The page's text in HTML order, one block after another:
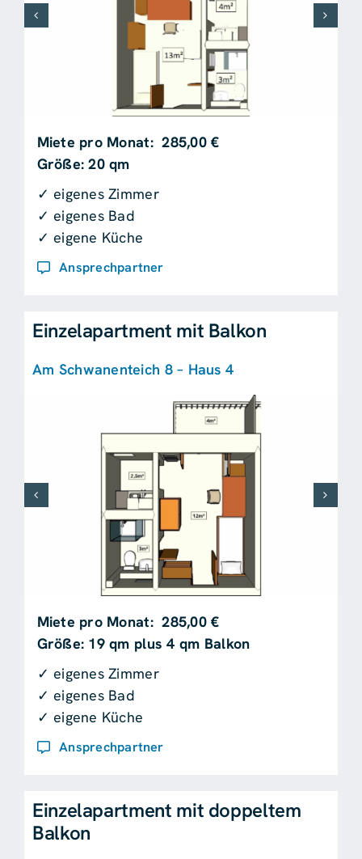
Miete pro Monat: 285,00 €
Größe: 20 qm
✓ eigenes Zimmer
✓ eigenes Bad
✓ eigene Küche
Ansprechpartner
Einzelapartment mit Balkon
Am Schwanenteich 8 – Haus 4
Miete pro Monat: 285,00 €
Größe: 19 qm plus 4 qm Balkon
✓ eigenes Zimmer
✓ eigenes Bad
✓ eigene Küche
Ansprechpartner
Einzelapartment mit doppeltem
Balkon